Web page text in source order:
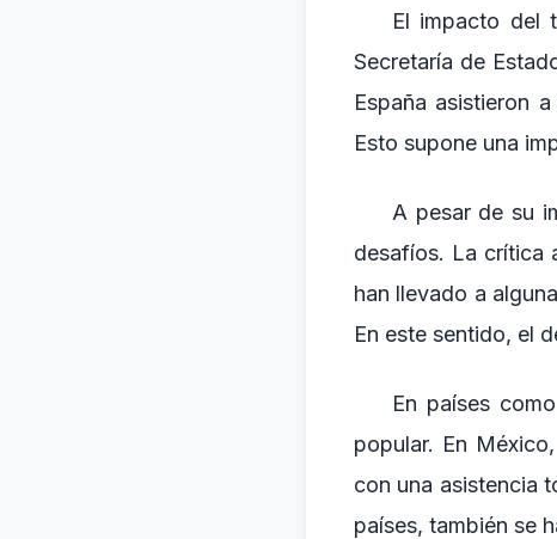
El impacto del
Secretaría de
España asistieron
Esto supone una
A pesar de su
desafíos. La crítica
han llevado a
En este sentido, el
En países
popular. En
con una asistencia
países, también se